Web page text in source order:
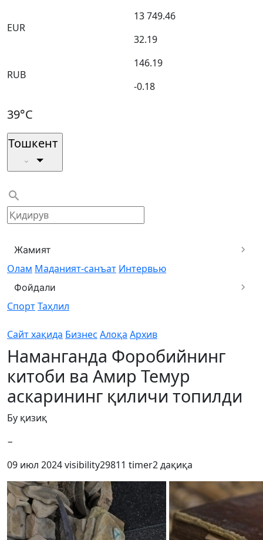
EUR
13 749.46
32.19
RUB
146.19
-0.18
39°C
Тошкент
Жамият
Олам Маданият-санъат Интервью
Фойдали
СпортТаҳлил
Сайт хақида Бизнес Алоқа Архив
Наманганда Форобийнинг
китоби ва Амир Темур
аскарининг қиличи топилди
Бу қизиқ
−
09 июл 2024visibility29811 timer2 дақиқа